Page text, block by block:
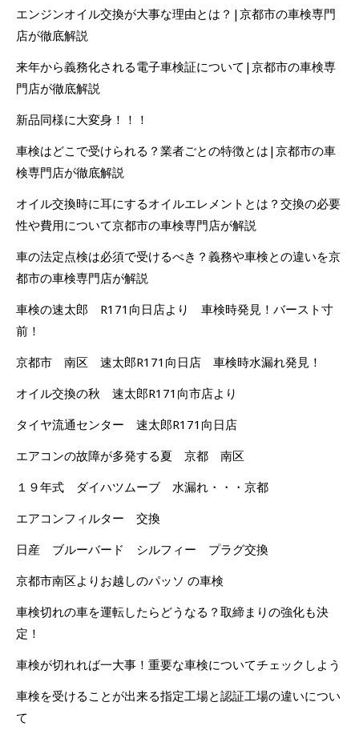
エンジンオイル交換が大事な理由とは？|京都市の車検専門
店が徹底解説
来年から義務化される電子車検証について|京都市の車検専
門店が徹底解説
新品同様に大変身！！！
車検はどこで受けられる？業者ごとの特徴とは|京都市の車
検専門店が徹底解説
オイル交換時に耳にするオイルエレメントとは？交換の必要
性や費用について京都市の車検専門店が解説
車の法定点検は必須で受けるべき？義務や車検との違いを京
都市の車検専門店が解説
車検の速太郎 R171向日店より 車検時発見！バースト寸
前！
京都市 南区 速太郎R171向日店 車検時水漏れ発見！
オイル交換の秋 速太郎R171向市店より
タイヤ流通センター 速太郎R171向日店
エアコンの故障が多発する夏 京都 南区
１９年式 ダイハツムーブ 水漏れ・・・京都
エアコンフィルター 交換
日産 ブルーバード シルフィー プラグ交換
京都市南区よりお越しのパッソ の車検
車検切れの車を運転したらどうなる？取締まりの強化も決
定！
車検が切れれば一大事！重要な車検についてチェックしよう
車検を受けることが出来る指定工場と認証工場の違いについ
て